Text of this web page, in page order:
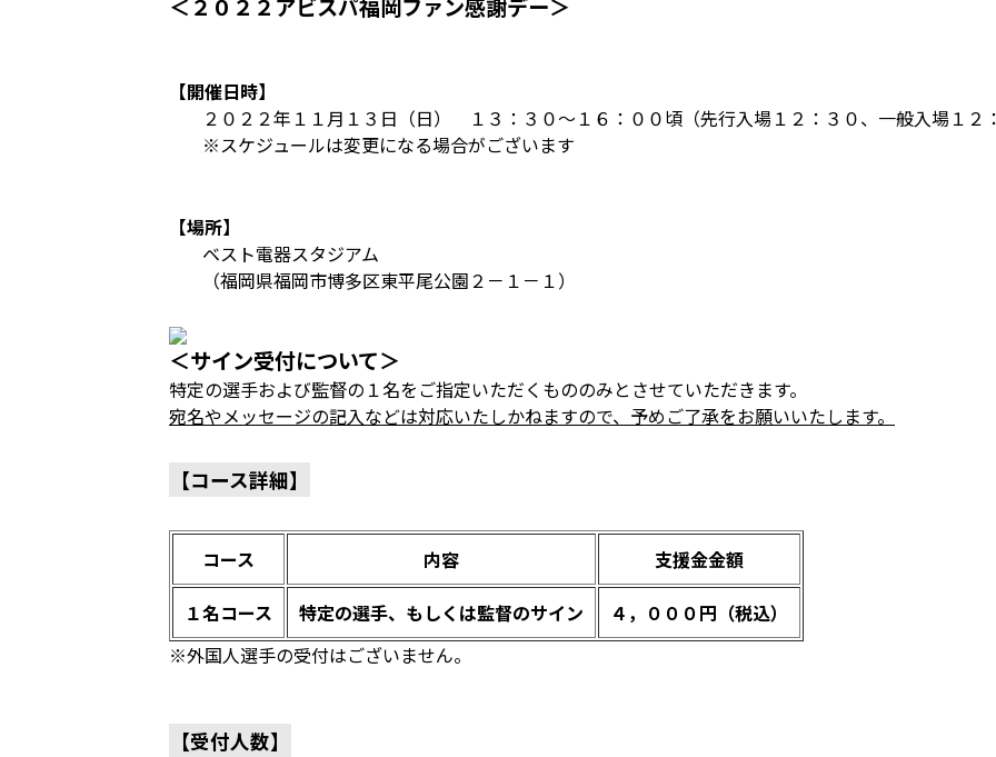
＜２０２２アビスパ福岡ファン感謝デー＞
【開催日時】
２０２２年１１月１３日（日）
１３：３０～１６：００頃 （先行入場１２：３０、一般入場１２
※スケジュールは変更になる場合がございます
【場所】
ベスト電器スタジアム
（福岡県福岡市博多区東平尾公園２－１－１）
＜サイン受付について＞
特定の選手および監督の１名をご指定いただくもののみとさせていただきます。
宛名やメッセージの記入などは対応いたしかねますので、予めご了承をお願いいたします。
【コース詳細】
コース 内容
支援金金額
１名コース
特定の選手、もしくは監督のサイン
４，０００円（税込）
※外国人選手の受付はございません。
【受付人数】